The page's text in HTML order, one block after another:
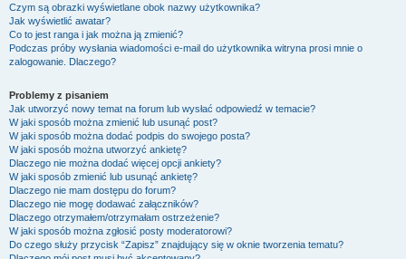
Czym są obrazki wyświetlane obok nazwy użytkownika?
Jak wyświetlić awatar?
Co to jest ranga i jak można ją zmienić?
Podczas próby wysłania wiadomości e-mail do użytkownika witryna prosi mnie o
zalogowanie. Dlaczego?
Problemy z pisaniem
Jak utworzyć nowy temat na forum lub wysłać odpowiedź w temacie?
W jaki sposób można zmienić lub usunąć post?
W jaki sposób można dodać podpis do swojego posta?
W jaki sposób można utworzyć ankietę?
Dlaczego nie można dodać więcej opcji ankiety?
W jaki sposób zmienić lub usunąć ankietę?
Dlaczego nie mam dostępu do forum?
Dlaczego nie mogę dodawać załączników?
Dlaczego otrzymałem/otrzymałam ostrzeżenie?
W jaki sposób można zgłosić posty moderatorowi?
Do czego służy przycisk “Zapisz” znajdujący się w oknie tworzenia tematu?